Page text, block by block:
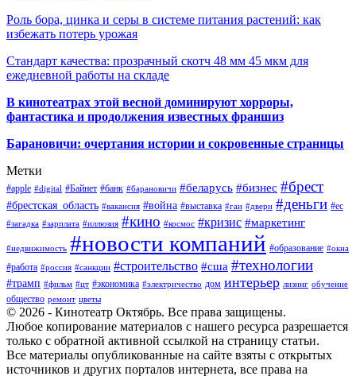
Роль бора, цинка и серы в системе питания растений: как
избежать потерь урожая
Стандарт качества: прозрачный скотч 48 мм 45 мкм для
ежедневной работы на складе
В кинотеатрах этой весной доминируют хорроры,
фантастика и продолжения известных франшиз
Барановичи: очертания истории и сокровенные страницы
Метки
#apple #digital #Байнет #банк #барановичи #беларусь #бизнес #брест
#брестская_область #вакансия #война #выставка #гаи #двери #деньги #ес
#загадка #зарплата #иллюзия #кино #космос #кризис #маркетинг
#недвижимость #новости компаний #образование #окна
#работа #россия #санкции #строительство #сша #технологии
#трамп #фильм #цт #экономика #электричество дом интерьер лизинг обучение
общество ремонт цветы
© 2026 - Кинотеатр Октябрь. Все права защищены.
Любое копирование материалов с нашего ресурса разрешается
только с обратной активной ссылкой на страницу статьи.
Все материалы опубликованные на сайте взяты с открытых
источников и других порталов интернета, все права на